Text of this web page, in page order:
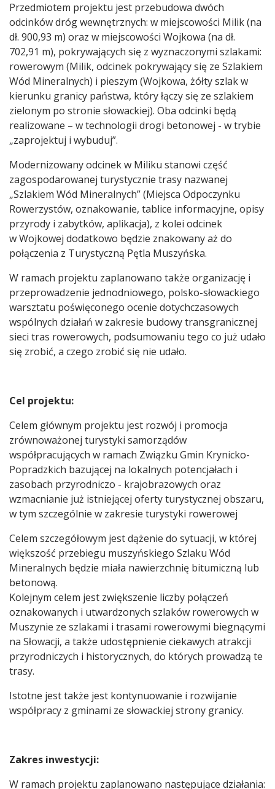
Przedmiotem projektu jest przebudowa dwóch
odcinków dróg wewnętrznych: w miejscowości Milik (na
dł. 900,93 m) oraz w miejscowości Wojkowa (na dł.
702,91 m), pokrywających się z wyznaczonymi szlakami:
rowerowym (Milik, odcinek pokrywający się ze Szlakiem
Wód Mineralnych) i pieszym (Wojkowa, żółty szlak w
kierunku granicy państwa, który łączy się ze szlakiem
zielonym po stronie słowackiej). Oba odcinki będą
realizowane – w technologii drogi betonowej - w trybie
„zaprojektuj i wybuduj”.
Modernizowany odcinek w Miliku stanowi część
zagospodarowanej turystycznie trasy nazwanej
„Szlakiem Wód Mineralnych” (Miejsca Odpoczynku
Rowerzystów, oznakowanie, tablice informacyjne, opisy
przyrody i zabytków, aplikacja), z kolei odcinek
w Wojkowej dodatkowo będzie znakowany aż do
połączenia z Turystyczną Pętla Muszyńska.
W ramach projektu zaplanowano także organizację i
przeprowadzenie jednodniowego, polsko-słowackiego
warsztatu poświęconego ocenie dotychczasowych
wspólnych działań w zakresie budowy transgranicznej
sieci tras rowerowych, podsumowaniu tego co już udało
się zrobić, a czego zrobić się nie udało.
Cel projektu:
Celem głównym projektu jest rozwój i promocja
zrównoważonej turystyki samorządów
współpracujących w ramach Związku Gmin Krynicko-
Popradzkich bazującej na lokalnych potencjałach i
zasobach przyrodniczo - krajobrazowych oraz
wzmacnianie już istniejącej oferty turystycznej obszaru,
w tym szczególnie w zakresie turystyki rowerowej
Celem szczegółowym jest dążenie do sytuacji, w której
większość przebiegu muszyńskiego Szlaku Wód
Mineralnych będzie miała nawierzchnię bitumiczną lub
betonową.
Kolejnym celem jest zwiększenie liczby połączeń
oznakowanych i utwardzonych szlaków rowerowych w
Muszynie ze szlakami i trasami rowerowymi biegnącymi
na Słowacji, a także udostępnienie ciekawych atrakcji
przyrodniczych i historycznych, do których prowadzą te
trasy.
Istotne jest także jest kontynuowanie i rozwijanie
współpracy z gminami ze słowackiej strony granicy.
Zakres inwestycji:
W ramach projektu zaplanowano następujące działania: